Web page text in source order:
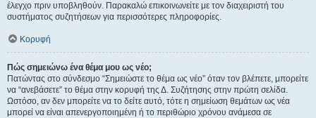
έλεγχο πριν υποβληθούν. Παρακαλώ επικοινωνείτε με τον διαχειριστή του
συστήματος συζητήσεων για περισσότερες πληροφορίες.
Κορυφή
Πώς σημειώνω ένα θέμα μου ως νέο;
Πατώντας στο σύνδεσμο “Σημειώστε το θέμα ως νέο” όταν τον βλέπετε, μπορείτε
να “ανεβάσετε” το θέμα στην κορυφή της Δ. Συζήτησης στην πρώτη σελίδα.
Ωστόσο, αν δεν μπορείτε να το δείτε αυτό, τότε η σημείωση θεμάτων ως νέα
μπορεί να είναι απενεργοποιημένη ή το περιθώριο χρόνου ανάμεσα σε